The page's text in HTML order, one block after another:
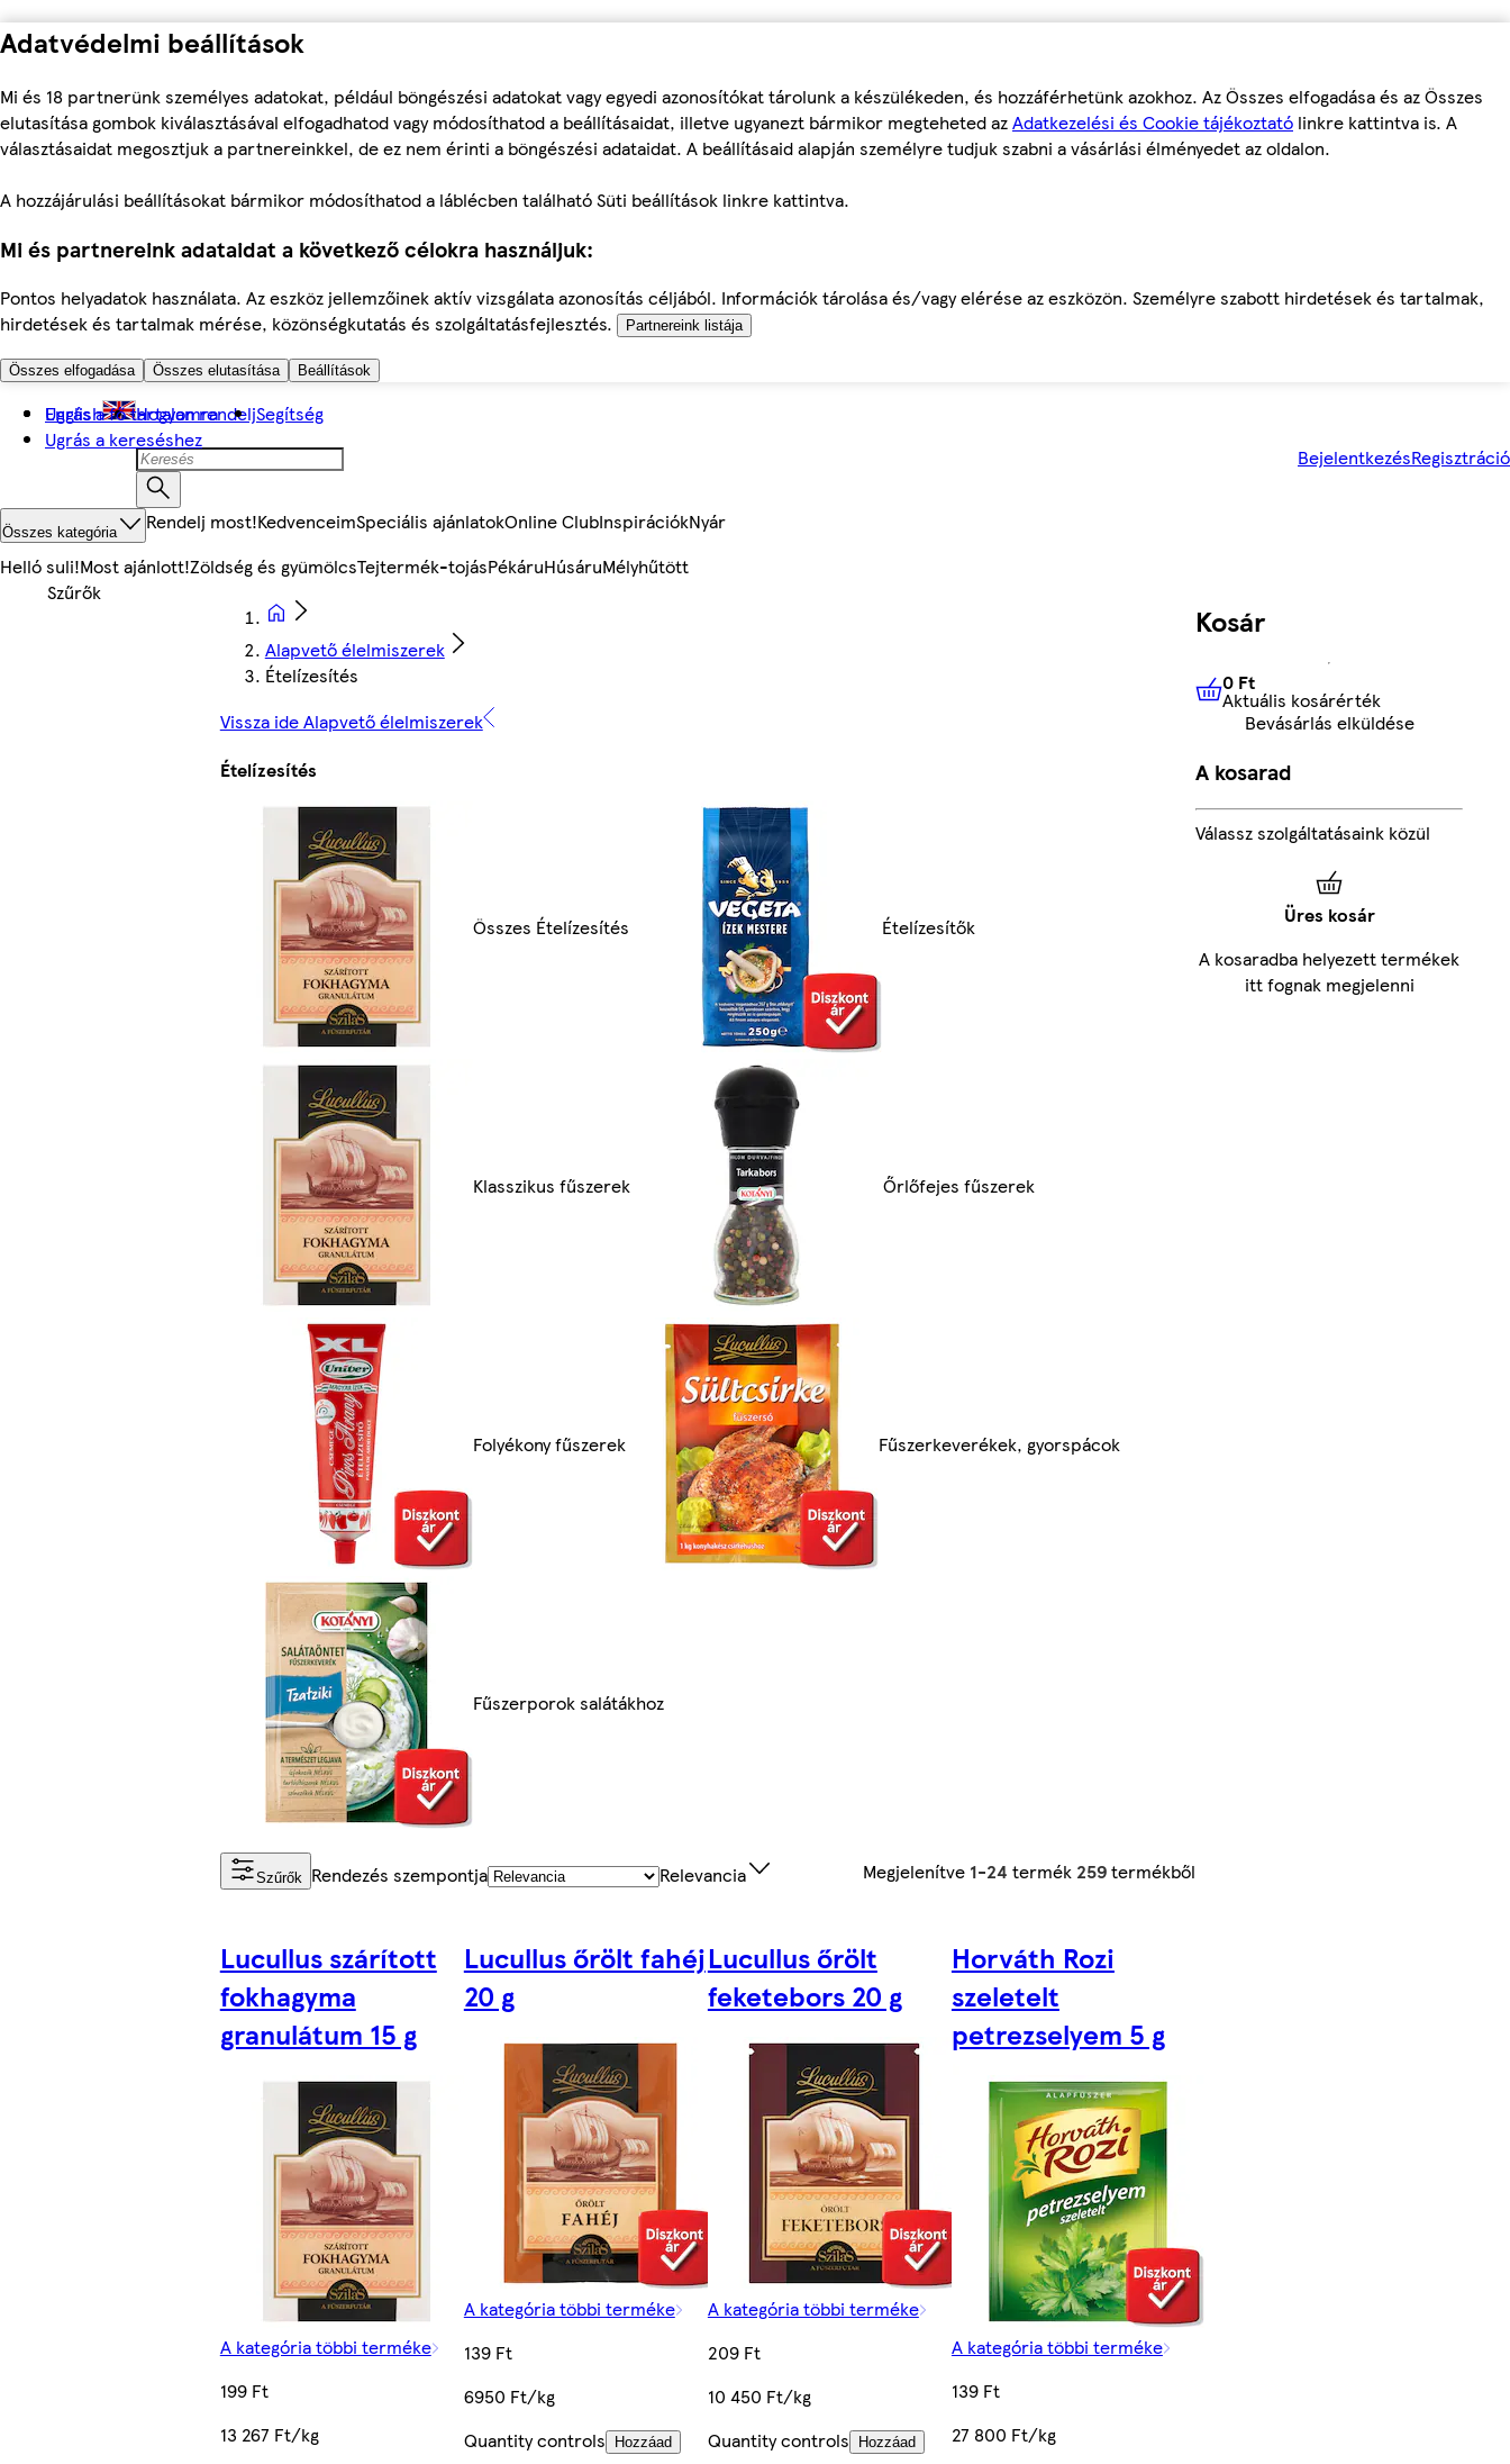
Adatvédelmi beállítások
Mi és 18 partnerünk személyes adatokat, például böngészési adatokat vagy egyedi azonosítókat tárolunk a készülékeden, és hozzáférhetünk azokhoz. Az Összes elfogadása és az Összes
elutasítása gombok kiválasztásával elfogadhatod vagy módosíthatod a beállításaidat, illetve ugyanezt bármikor megteheted azAdatkezelési és Cookie tájékoztató linkre kattintva is. A
választásaidat megosztjuk a partnereinkkel, de ez nem érinti a böngészési adataidat. A beállításaid alapján személyre tudjuk szabni a vásárlási élményedet az oldalon.
A hozzájárulási beállításokat bármikor módosíthatod a láblécben található Süti beállítások linkre kattintva.
Mi és partnereink adataidat a következő célokra használjuk:
Pontos helyadatok használata. Az eszköz jellemzőinek aktív vizsgálata azonosítás céljából. Információk tárolása és/vagy elérése az eszközön. Személyre szabott hirdetések és tartalmak,
hirdetések és tartalmak mérése, közönségkutatás és szolgáltatásfejlesztés.
Partnereink listája
Összes elfogadása Összes elutasítása Beállítások
Ugrás a fő tartalomra
Ugrás a kereséshez
English Hogyan rendeljSegítség
BejelentkezésRegisztráció
Összes kategória Rendelj most!KedvenceimSpeciális ajánlatokOnline ClubInspirációkNyár
Helló suli!Most ajánlott!Zöldség és gyümölcsTejtermék-tojásPékáruHúsáruMélyhűtött
Alapvető élelmiszerek
Ételízesítés
Vissza ide Alapvető élelmiszerek
Ételízesítés
Összes Ételízesítés Ételízesítők
Klasszikus fűszerek Őrlőfejes fűszerek
Folyékony fűszerek Fűszerkeverékek, gyorspácok
Fűszerporok salátákhoz
Szűrők Rendezés szempontja Relevancia Megjelenítve 1-24 termék 259termékből
Lucullus szárított
fokhagyma
granulátum 15 g
A kategória többi terméke
199 Ft
13 267 Ft/kg
Lucullus őrölt fahéj
20 g
A kategória többi terméke
139 Ft
6950 Ft/kg
Quantity controls
Hozzáad
Lucullus őrölt
feketebors 20 g
A kategória többi terméke
209 Ft
10 450 Ft/kg
Quantity controls
Hozzáad
Horváth Rozi
szeletelt
petrezselyem 5 g
A kategória többi terméke
139 Ft
27 800 Ft/kg
Kosár
0 FtAktuális kosárérték
0 Ft
Aktuális kosárérték
Bevásárlás elküldése
A kosarad
Válassz szolgáltatásaink közül
Üres kosár
A kosaradba helyezett termékek
itt fognak megjelenni